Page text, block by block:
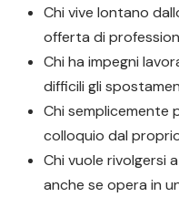
Chi vive lontano
offerta di
Chi ha impegni
difficili gli
Chi semplicemente
colloquio dal
Chi vuole rivolgersi
anche se opera in